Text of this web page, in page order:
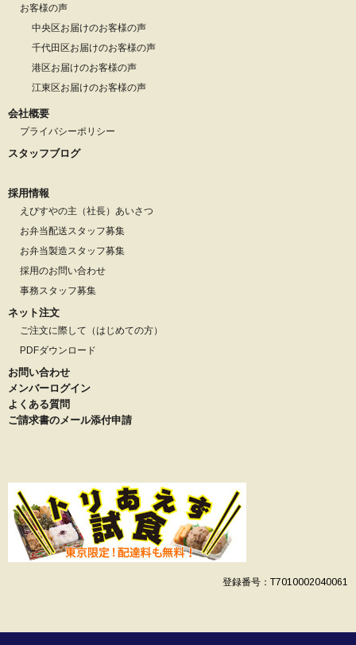
お客様の声
中央区お届けのお客様の声
千代田区お届けのお客様の声
港区お届けのお客様の声
江東区お届けのお客様の声
会社概要
プライバシーポリシー
スタッフブログ
採用情報
えびすやの主（社長）あいさつ
お弁当配送スタッフ募集
お弁当製造スタッフ募集
採用のお問い合わせ
事務スタッフ募集
ネット注文
ご注文に際して（はじめての方）
PDFダウンロード
お問い合わせ
メンバーログイン
よくある質問
ご請求書のメール添付申請
登録番号：T7010002040061